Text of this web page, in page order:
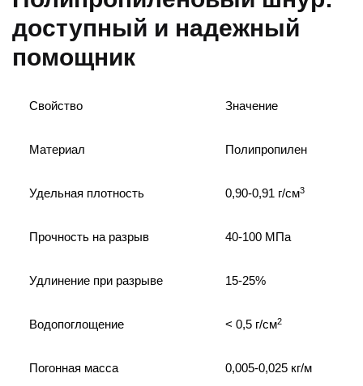
доступный и надежный
помощник
Свойство Значение
Материал Полипропилен
Удельная плотность 0,90-0,91 г/см3
Прочность на разрыв 40-100 МПа
Удлинение при разрыве 15-25%
Водопоглощение < 0,5 г/см2
Погонная масса 0,005-0,025 кг/м